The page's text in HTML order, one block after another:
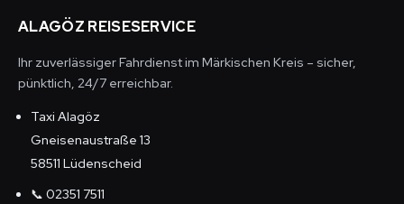
ALAGÖZ REISESERVICE
Ihr zuverlässiger Fahrdienst im Märkischen Kreis – sicher,
pünktlich, 24/7 erreichbar.
Taxi Alagöz
Gneisenau­straße 13
58511 Lüdenscheid
📞 02351 7511